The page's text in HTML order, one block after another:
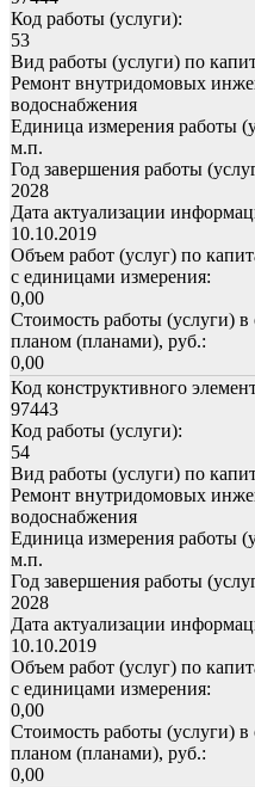
Код работы (услуги):
53
Вид работы (услуги) по
Ремонт внутридомовых
водоснабжения
Единица измерения работы
м.п.
Год завершения работы
2028
Дата актуализации
10.10.2019
Объем работ (услуг) по
с единицами измерения:
0,00
Стоимость работы (услуги)
планом (планами), руб.:
0,00
Код конструктивного
97443
Код работы (услуги):
54
Вид работы (услуги) по
Ремонт внутридомовых
водоснабжения
Единица измерения работы
м.п.
Год завершения работы
2028
Дата актуализации
10.10.2019
Объем работ (услуг) по
с единицами измерения:
0,00
Стоимость работы (услуги)
планом (планами), руб.:
0,00